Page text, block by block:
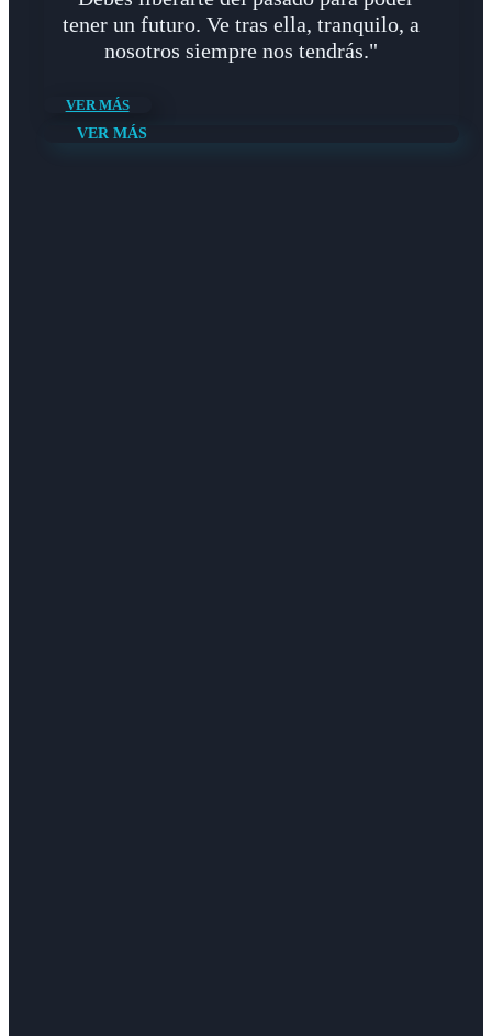
tener un futuro. Ve tras ella, tranquilo, a
nosotros siempre nos tendrás."
VER MÁS
VER MÁS